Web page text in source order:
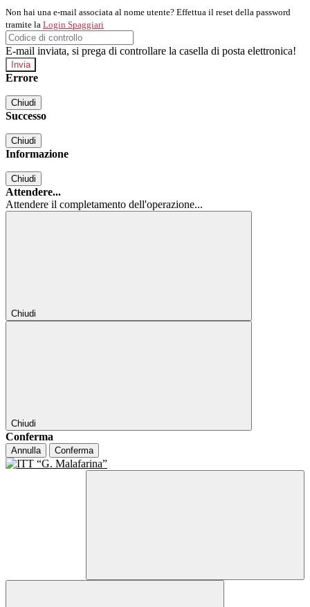
Non hai una e-mail associata al nome utente? Effettua il reset della password
tramite la Login Spaggiari
E-mail inviata, si prega di controllare la casella di posta elettronica!
Errore
Chiudi
Successo
Chiudi
Informazione
Chiudi
Attendere...
Attendere il completamento dell'operazione...
Chiudi
Chiudi
Conferma
Annulla Conferma